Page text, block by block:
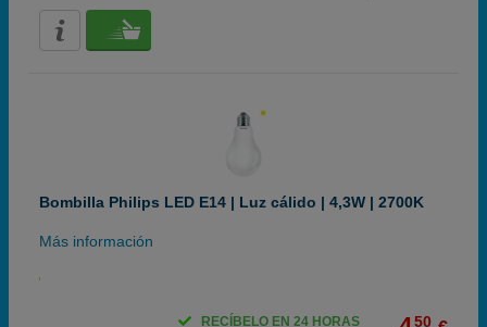
Bombilla Philips LED E14 | Luz cálido | 4,3W | 2700K
Más información
50
RECÍBELO EN 24 HORAS